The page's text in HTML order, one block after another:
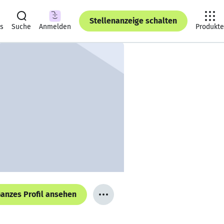
Suche Anmelden
Stellenanzeige schalten
Produkte
Profil ansehen